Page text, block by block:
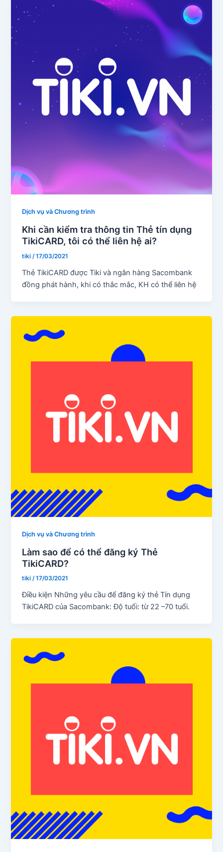
Dịch vụ và Chương trình
Khi cần kiểm tra thông tin Thẻ tín dụng
TikiCARD, tôi có thể liên hệ ai?
tiki/17/03/2021
Thẻ TikiCARD được Tiki và ngân hàng Sacombank
đồng phát hành, khi có thắc mắc, KH có thể liên hệ
Dịch vụ và Chương trình
Làm sao để có thể đăng ký Thẻ
TikiCARD?
tiki/17/03/2021
Điều kiện Những yêu cầu để đăng ký thẻ Tín dụng
TikiCARD của Sacombank: Độ tuổi: từ 22 –70 tuổi.